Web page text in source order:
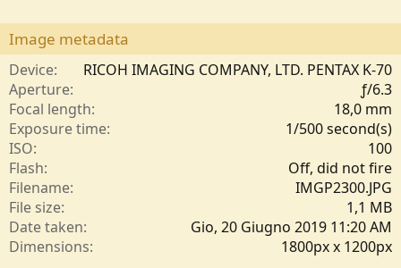
0
t
e
l
/
a
Image metadata
Device
RICOH IMAGING COMPANY, LTD. PENTAX K-70
Aperture
ƒ/6.3
Focal length
18,0 mm
Exposure time
1/500 second(s)
ISO
100
Flash
Off, did not fire
Filename
IMGP2300.JPG
File size
1,1 MB
Date taken
Gio, 20 Giugno 2019 11:20 AM
Dimensions
1800px x 1200px